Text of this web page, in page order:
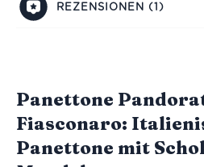
REZENSIONEN (1)
Panettone
Fiasconaro:
Panettone mit